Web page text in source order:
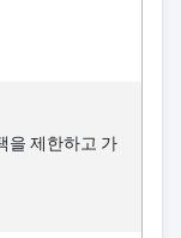
을 제한하고 가